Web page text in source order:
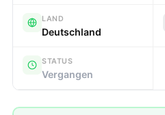
LAND
Deutschland
STATUS
Vergangen